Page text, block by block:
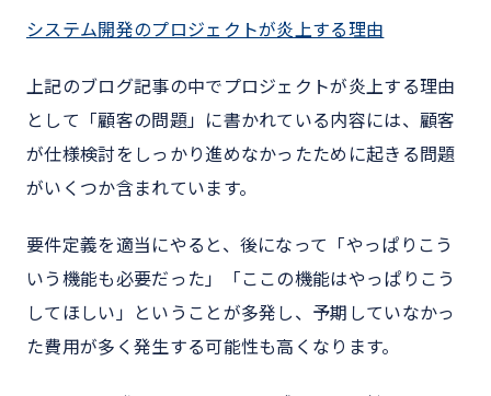
システム開発のプロジェクトが炎上する理由
上記のブログ記事の中でプロジェクトが炎上する理由
として「顧客の問題」に書かれている内容には、顧客
が仕様検討をしっかり進めなかったために起きる問題
がいくつか含まれています。
要件定義を適当にやると、後になって「やっぱりこう
いう機能も必要だった」「ここの機能はやっぱりこう
してほしい」ということが多発し、予期していなかっ
た費用が多く発生する可能性も高くなります。